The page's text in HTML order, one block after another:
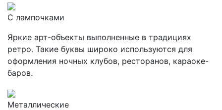
С лампочками
Яркие арт-объекты выполненные в традициях
ретро. Такие буквы широко используются для
оформления ночных клубов, ресторанов, караоке-
баров.
Металлические